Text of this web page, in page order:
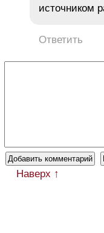
источником
Ответить
Наверх ↑